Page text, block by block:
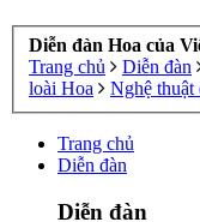
Diễn đàn Hoa của
Trang chủ
Diễn đàn
loài Hoa
Nghệ thuật
Trang chủ
Diễn đàn
Diễn đàn